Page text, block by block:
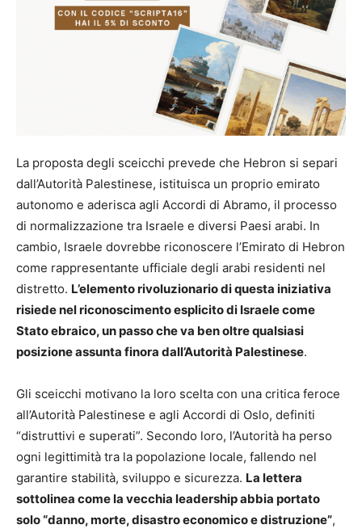
La proposta degli sceicchi prevede che Hebron si separi
dall’Autorità Palestinese, istituisca un proprio emirato
autonomo e aderisca agli Accordi di Abramo, il processo
di normalizzazione tra Israele e diversi Paesi arabi. In
cambio, Israele dovrebbe riconoscere l’Emirato di Hebron
come rappresentante ufficiale degli arabi residenti nel
distretto. L’elemento rivoluzionario di questa iniziativa
risiede nel riconoscimento esplicito di Israele come
Stato ebraico, un passo che va ben oltre qualsiasi
posizione assunta finora dall’Autorità Palestinese.
Gli sceicchi motivano la loro scelta con una critica feroce
all’Autorità Palestinese e agli Accordi di Oslo, definiti
“distruttivi e superati”. Secondo loro, l’Autorità ha perso
ogni legittimità tra la popolazione locale, fallendo nel
garantire stabilità, sviluppo e sicurezza. La lettera
sottolinea come la vecchia leadership abbia portato
solo “danno, morte, disastro economico e distruzione”,